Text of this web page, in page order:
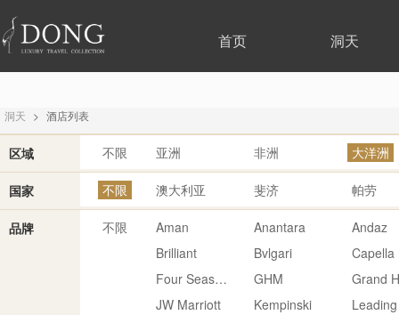
首页 洞天
洞天 > 酒店列表
区域 不限 亚洲 非洲 大洋洲
国家 不限 澳大利亚 斐济 帕劳
品牌 不限 Aman Anantara
Andaz
Brilliant
Bvlgari
Capella
Four Seasons
GHM
Grand
JW Marriott
Kempinski
Leading